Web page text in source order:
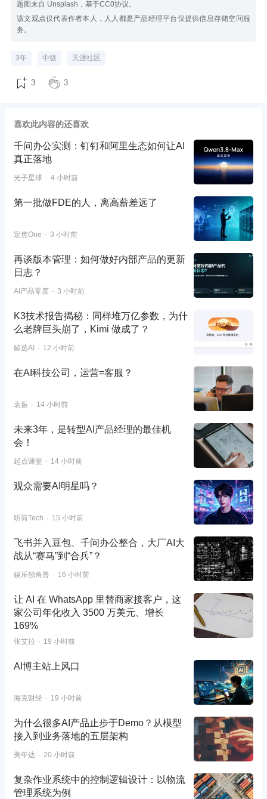
题图来自 Unsplash，基于CC0协议。
该文观点仅代表作者本人，人人都是产品经理平台仅提供信息存储空间服
务。
3年 中级 天涯社区
3 3
喜欢此内容的还喜欢
千问办公实测：钉钉和阿里生态如何让AI
真正落地
光子星球 4 小时前
第一批做FDE的人，离高薪差远了
定焦One 3 小时前
再谈版本管理：如何做好内部产品的更新
日志？
AI产品零度 3 小时前
K3技术报告揭秘：同样堆万亿参数，为什
么老牌巨头崩了，Kimi 做成了？
鲸选AI 12 小时前
在AI科技公司，运营=客服？
袁振 14 小时前
未来3年，是转型AI产品经理的最佳机
会！
起点课堂 14 小时前
观众需要AI明星吗？
听筒Tech 15 小时前
飞书并入豆包、千问办公整合，大厂AI大
战从“赛马”到“合兵”？
娱乐独角兽 16 小时前
让 AI 在 WhatsApp 里替商家接客户，这
家公司年化收入 3500 万美元、增长
169%
张艾拉 19 小时前
AI博主站上风口
海克财经 19 小时前
为什么很多AI产品止步于Demo？从模型
接入到业务落地的五层架构
美年达 20 小时前
复杂作业系统中的控制逻辑设计：以物流
管理系统为例